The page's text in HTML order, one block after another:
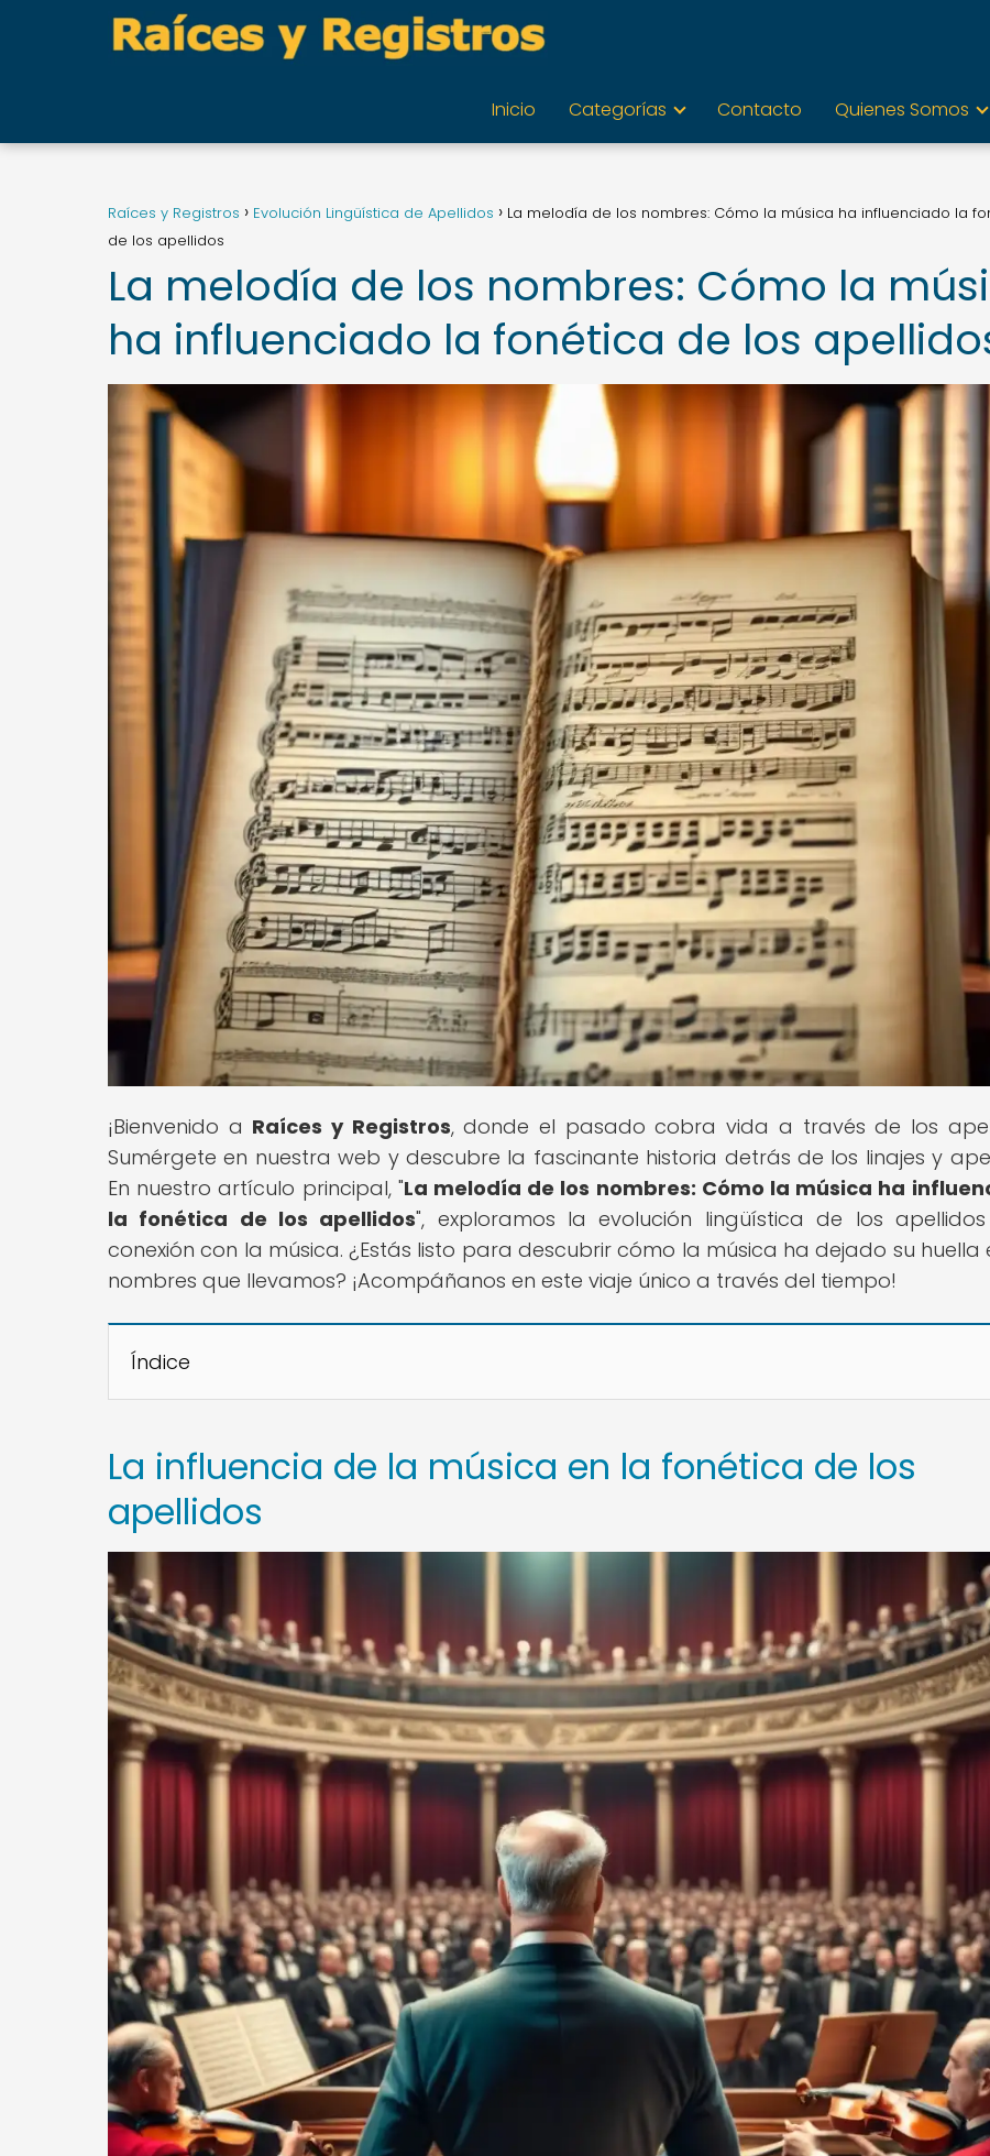
Inicio Categorías Contacto Quienes Somos
Raíces y Registros Evolución Lingüística de Apellidos
La melodía de los nombres: Cómo la música ha influenciado la
de los apellidos
La melodía de los nombres: Cómo la
ha influenciado la fonética de los
¡Bienvenido a Raíces y Registros, donde el pasado cobra vida a través de los
Sumérgete en nuestra web y descubre la fascinante historia detrás de los linajes y
En nuestro artículo principal, "La melodía de los nombres: Cómo la música ha
la fonética de los apellidos", exploramos la evolución lingüística de los
conexión con la música. ¿Estás listo para descubrir cómo la música ha dejado su huella
nombres que llevamos? ¡Acompáñanos en este viaje único a través del tiempo!
Índice
La influencia de la música en la fonética de los
apellidos